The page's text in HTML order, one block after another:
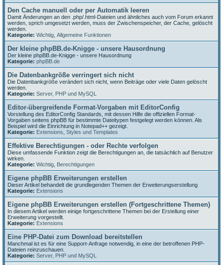
Den Cache manuell oder per Automatik leeren
Damit Änderungen an den .php/.html-Dateien und ähnliches auch vom Forum erkannt
werden, sprich umgesetzt werden, muss der Zwischenspeicher, der Cache, gelöscht
werden.
Kategorie: Wichtig Allgemeine Funktionen
Der kleine phpBB.de-Knigge - unsere Hausordnung
Der kleine phpBB.de-Knigge - unsere Hausordnung
Kategorie: phpBB.de
Die Datenbankgröße verringert sich nicht
Die Datenbankgröße verändert sich nicht, wenn Beiträge oder viele Daten gelöscht
werden.
Kategorie: Server, PHP und MySQL
Editor-übergreifende Format-Vorgaben mit EditorConfig
Vorstellung des EditorConfig Standards, mit dessen Hilfe die offiziellen Format-
Vorgaben seitens phpBB für bestimmte Dateitypen festgelegt werden können. Als
Beispiel wird die Einrichtung in Notepad++ gezeigt.
Kategorie: Extensions Styles und Templates
Effektive Berechtigungen - oder Rechte verfolgen
Diese umfassende Funktion zeigt die Berechtigungen an, die tatsächlich auf Benutzer
wirken.
Kategorie: Wichtig Berechtigungen
Eigene phpBB Erweiterungen erstellen
Dieser Artikel behandelt die grundlegenden Themen der Erweiterungserstellung
Kategorie: Extensions
Eigene phpBB Erweiterungen erstellen (Fortgeschrittene Themen)
In diesem Artikel werden einige fortgeschrittene Themen bei der Erstellung einer
Erweiterung vorgestellt.
Kategorie: Extensions
Eine PHP-Datei zum Download bereitstellen
Manchmal ist es für eine Support-Anfrage notwendig, in eine der betroffenen PHP-
Dateien reinzuschauen.
Kategorie: Server, PHP und MySQL